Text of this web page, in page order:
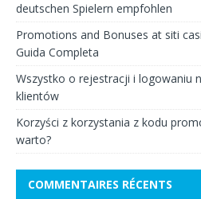
deutschen Spielern empfohlen
Promotions and Bonuses at siti
Guida Completa
Wszystko o rejestracji i logowaniu
klientów
Korzyści z korzystania z kodu
warto?
COMMENTAIRES RÉCENTS